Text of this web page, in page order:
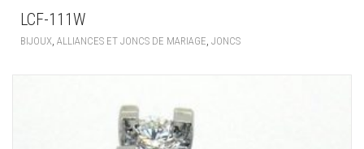
LCF-111W
BIJOUX ALLIANCES ET JONCS DE MARIAGE JONCS